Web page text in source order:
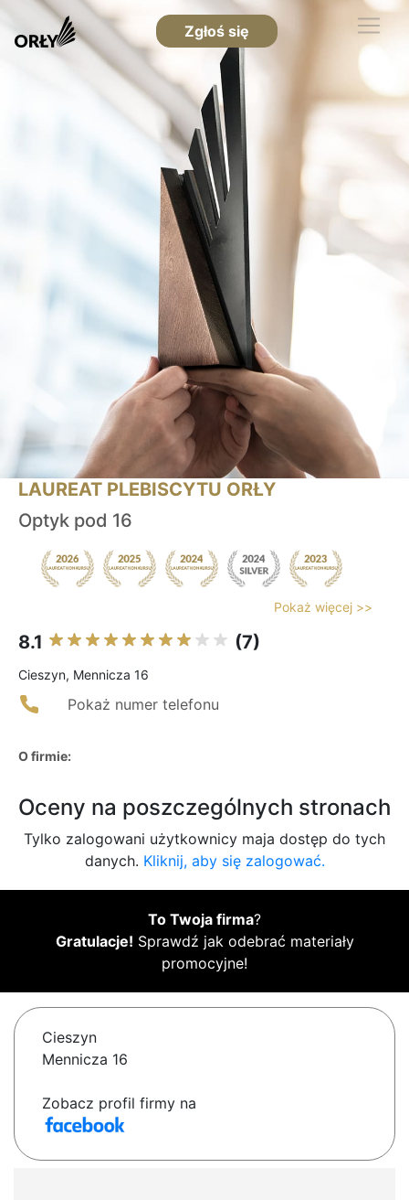
Zgłoś się
LAUREAT PLEBISCYTU ORŁY
Optyk pod 16
Pokaż więcej >>
8.1 (7)
Cieszyn, Mennicza 16
Pokaż numer telefonu
O firmie:
Oceny na poszczególnych stronach
Tylko zalogowani użytkownicy maja dostęp do tych
danych. Kliknij, aby się zalogować.
To Twoja firma?
Gratulacje! Sprawdź jak odebrać materiały
promocyjne!
Cieszyn
Mennicza 16
Zobacz profil firmy na